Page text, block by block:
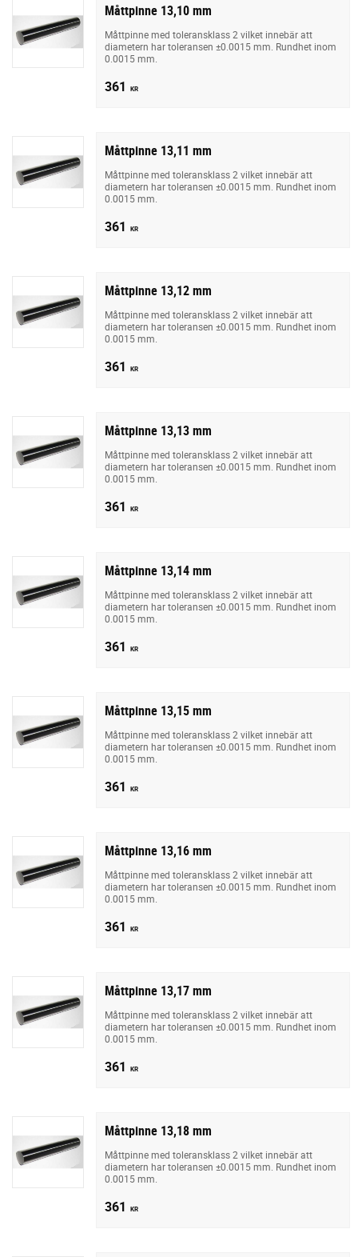
Måttpinne 13,10 mm
Måttpinne med toleransklass 2 vilket innebär att
diametern har toleransen ±0.0015 mm. Rundhet inom
0.0015 mm.
361 KR
Måttpinne 13,11 mm
Måttpinne med toleransklass 2 vilket innebär att
diametern har toleransen ±0.0015 mm. Rundhet inom
0.0015 mm.
361 KR
Måttpinne 13,12 mm
Måttpinne med toleransklass 2 vilket innebär att
diametern har toleransen ±0.0015 mm. Rundhet inom
0.0015 mm.
361 KR
Måttpinne 13,13 mm
Måttpinne med toleransklass 2 vilket innebär att
diametern har toleransen ±0.0015 mm. Rundhet inom
0.0015 mm.
361 KR
Måttpinne 13,14 mm
Måttpinne med toleransklass 2 vilket innebär att
diametern har toleransen ±0.0015 mm. Rundhet inom
0.0015 mm.
361 KR
Måttpinne 13,15 mm
Måttpinne med toleransklass 2 vilket innebär att
diametern har toleransen ±0.0015 mm. Rundhet inom
0.0015 mm.
361 KR
Måttpinne 13,16 mm
Måttpinne med toleransklass 2 vilket innebär att
diametern har toleransen ±0.0015 mm. Rundhet inom
0.0015 mm.
361 KR
Måttpinne 13,17 mm
Måttpinne med toleransklass 2 vilket innebär att
diametern har toleransen ±0.0015 mm. Rundhet inom
0.0015 mm.
361 KR
Måttpinne 13,18 mm
Måttpinne med toleransklass 2 vilket innebär att
diametern har toleransen ±0.0015 mm. Rundhet inom
0.0015 mm.
361 KR